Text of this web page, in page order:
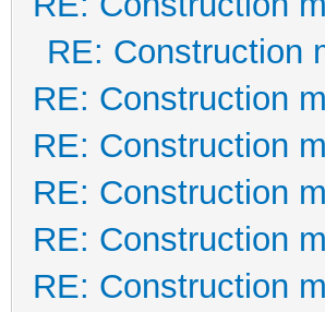
RE: Construction
RE: Construction
RE: Construction
RE: Construction
RE: Construction
RE: Construction